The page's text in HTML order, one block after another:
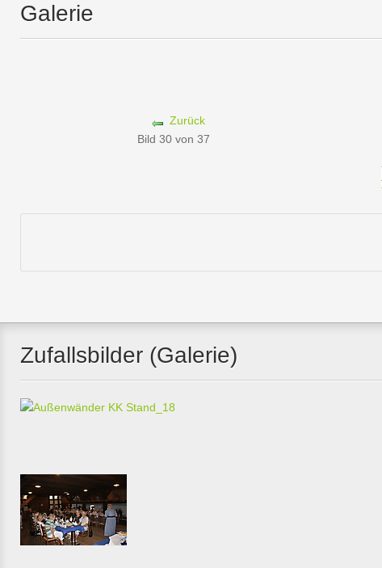
Galerie
Zurück
Bild 30 von 37
Zufallsbilder (Galerie)